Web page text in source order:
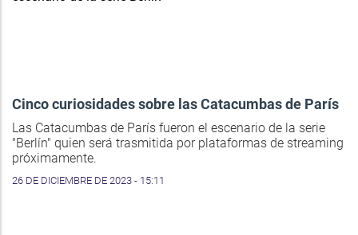
Cinco curiosidades sobre las Catacumbas de París
Las Catacumbas de París fueron el escenario de la serie
"Berlín" quien será trasmitida por plataformas de streaming
próximamente.
26 DE DICIEMBRE DE 2023 - 15:11